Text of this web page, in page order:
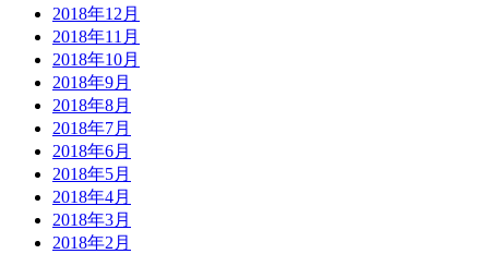
2018年12月
2018年11月
2018年10月
2018年9月
2018年8月
2018年7月
2018年6月
2018年5月
2018年4月
2018年3月
2018年2月